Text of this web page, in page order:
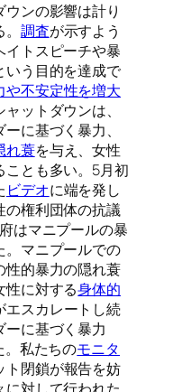
ンの影響は計り
調査が示すよう
イトスピーチや暴
いう目的を達成で
や不安定性を増大
ットダウンは、
に基づく暴力、
れ蓑を与え、女性
ことも多い。5月初
ビデオに端を発し
の権利団体の抗議
はマニプールの暴
。マニプールでの
性的暴力の隠れ蓑
性に対する身体的
エスカレートし続
に基づく暴力
。私たちのモニタ
ト閉鎖が報告を妨